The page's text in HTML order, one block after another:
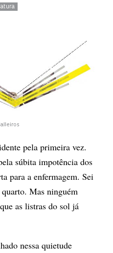
pela primeira vez.
súbita impotência dos
para a enfermagem. Sei
Mas ninguém
as listras do sol já
nessa quietude